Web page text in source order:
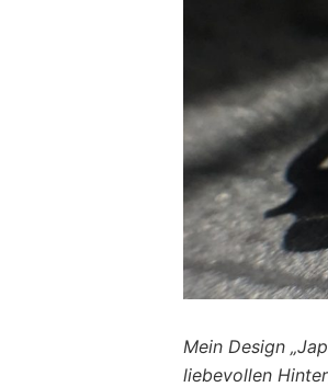
Mein Design
liebevollen